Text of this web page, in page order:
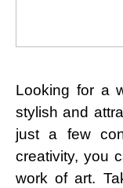
Looking for a
stylish and
just a few
creativity, you
work of art.